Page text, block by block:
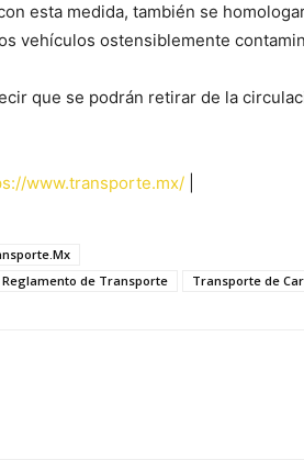
esta medida, también se
vehículos ostensiblemente
que se podrán retirar de la
www.transporte.mx/
Reglamento de Transporte Transporte de